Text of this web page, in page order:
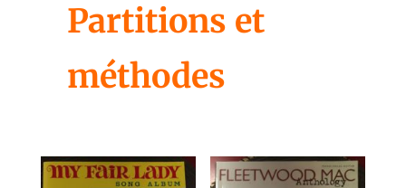
Partitions et
méthodes